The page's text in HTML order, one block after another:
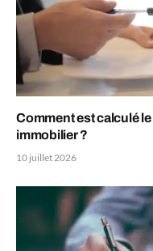
Comment est calculé
immobilier ?
10 juillet 2026